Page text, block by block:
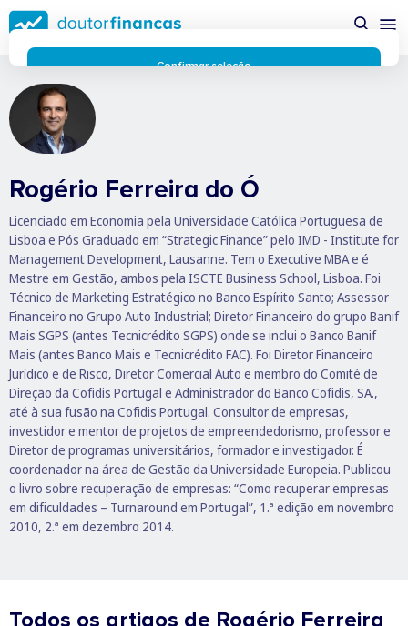
Saltar
para
conteúdo
principal
Rogério Ferreira do Ó
Licenciado em Economia pela Universidade Católica Portuguesa de
Lisboa e Pós Graduado em “Strategic Finance” pelo IMD - Institute for
Management Development, Lausanne. Tem o Executive MBA e é
Mestre em Gestão, ambos pela ISCTE Business School, Lisboa. Foi
Técnico de Marketing Estratégico no Banco Espírito Santo; Assessor
Financeiro no Grupo Auto Industrial; Diretor Financeiro do grupo Banif
Mais SGPS (antes Tecnicrédito SGPS) onde se inclui o Banco Banif
Mais (antes Banco Mais e Tecnicrédito FAC). Foi Diretor Financeiro
Jurídico e de Risco, Diretor Comercial Auto e membro do Comité de
Direção da Cofidis Portugal e Administrador do Banco Cofidis, SA.,
até à sua fusão na Cofidis Portugal. Consultor de empresas,
investidor e mentor de projetos de empreendedorismo, professor e
Diretor de programas universitários, formador e investigador. É
coordenador na área de Gestão da Universidade Europeia. Publicou
o livro sobre recuperação de empresas: “Como recuperar empresas
em dificuldades – Turnaround em Portugal”, 1.ª edição em novembro
2010, 2.ª em dezembro 2014.
Todos os artigos de Rogério Ferreira
possível enquanto utilizador do portal Doutor Finanças e
personalizar conteúdos e anúncios.
Saiba mais sobre as
funcionalidades dos cookiesaqui.
Respeitamos a sua privacidade e estamos comprometidos com
a transparência no uso de cookies no nosso website. Não
recolhemos, processamos ou armazenamos quaisquer dados
pessoais através de cookies durante a navegação normal no
essenciais e funcionais que melhoram o desempenho do site e
a experiência do utilizador. Estes cookies não contêm
informações pessoalmente identificáveis e não rastreiam a
sua atividade fora do nosso site. Conheça a nossaPolítica de
Privacidade
O business.safety.google usa cookies da Google para oferecer
os respetivos serviços, melhorar a qualidade destes e analisar
o tráfego.Saiba mais.
Cookies estritamente necessários Sempre ativos
Cookies para estatística
Cookies
Cookies para marketing e personalização
Cookies
Confirmar seleção